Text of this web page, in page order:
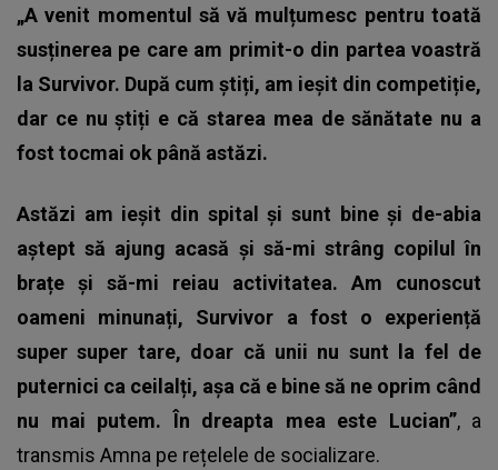
„A venit momentul să vă mulțumesc pentru toată
susținerea pe care am primit-o din partea voastră
la Survivor. După cum știți, am ieșit din competiție,
dar ce nu știți e că starea mea de sănătate nu a
fost tocmai ok până astăzi.
Astăzi am ieșit din spital și sunt bine și de-abia
aștept să ajung acasă și să-mi strâng copilul în
brațe și să-mi reiau activitatea. Am cunoscut
oameni minunați, Survivor a fost o experiență
super super tare, doar că unii nu sunt la fel de
puternici ca ceilalți, așa că e bine să ne oprim când
nu mai putem. În dreapta mea este Lucian”, a
transmis Amna pe rețelele de socializare.